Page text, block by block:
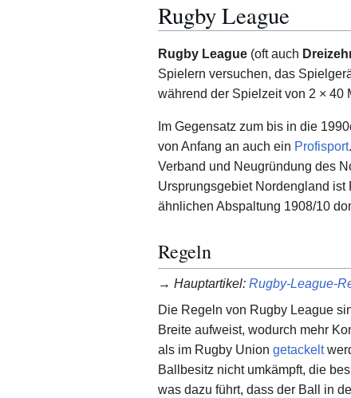
Rugby League
Rugby League (oft auch
Spielern versuchen, das
während der Spielzeit von 2 × 40
Im Gegensatz zum bis in die
von Anfang an auch ein Profisport
Verband und Neugründung des
Ursprungsgebiet Nordengland
ähnlichen Abspaltung 1908/10
Regeln
→ Hauptartikel: Rugby-League-
Die Regeln von Rugby League
Breite aufweist, wodurch mehr
als im Rugby Union getackelt
Ballbesitz nicht umkämpft, die
was dazu führt, dass der Ball in